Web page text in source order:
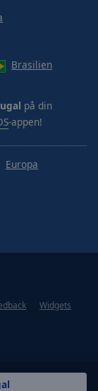
Brasilien
på din
-appen!
Europa
Widgets